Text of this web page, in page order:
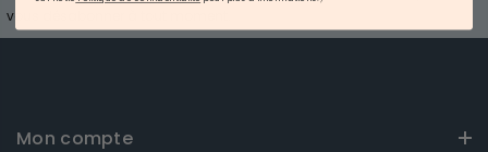
vous désabonner à tout moment.
Mon compte